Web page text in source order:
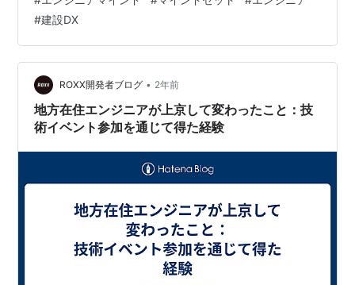
が今回ブログ記事として、執筆させていただくテーマ
は、、、 エンジニアとして働くうえでの心の装備（心が
けていること） です。 なぜ、このようなテーマになった
のか、少し背景をお話しますと、
#建設DX
ROXX開発者ブログ • 2年前
地方在住エンジニアが上京して変わったこと：技
術イベント参加を通じて得た経験